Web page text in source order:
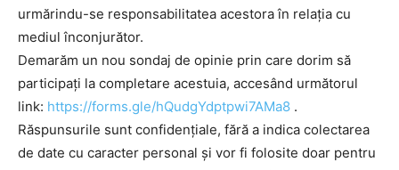
urmărindu-se responsabilitatea acestora în relația cu
mediul înconjurător.
Demarăm un nou sondaj de opinie prin care dorim să
participați la completare acestuia, accesând următorul
link: https://forms.gle/hQudgYdptpwi7AMa8 .
Răspunsurile sunt confidențiale, fără a indica colectarea
de date cu caracter personal și vor fi folosite doar pentru